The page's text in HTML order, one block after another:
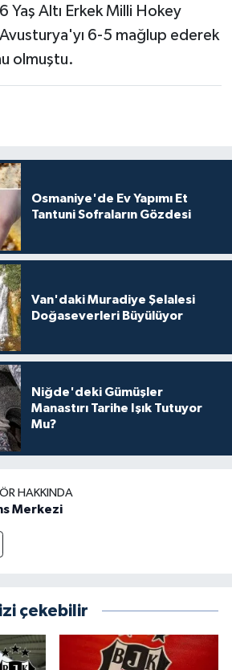
Yaş Altı Erkek Milli Hokey
Avusturya'yı 6-5 mağlup ederek
olmuştu.
Osmaniye'de Ev Yapımı Et
Tantuni Sofraların Gözdesi
Van'daki Muradiye Şelalesi
Doğaseverleri Büyülüyor
Niğde'deki Gümüşler
Manastırı Tarihe Işık Tutuyor
Mu?
HAKKINDA
Merkezi
çekebilir